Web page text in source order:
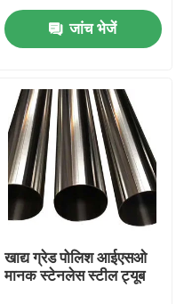
जांच भेजें
खाद्य ग्रेड पोलिश आईएसओ
मानक स्टेनलेस स्टील ट्यूब